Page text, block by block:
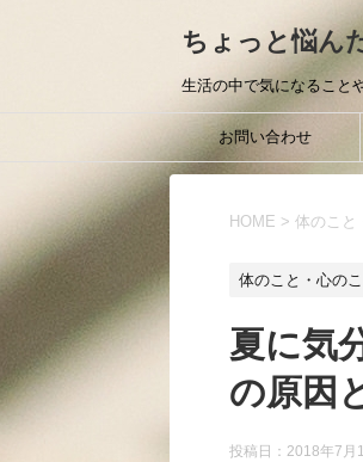
ちょっと悩ん
生活の中で気になること
お問い合わせ
HOME > 体のこと
体のこと・心のこ
夏に気
の原因
投稿日： 2018年7月